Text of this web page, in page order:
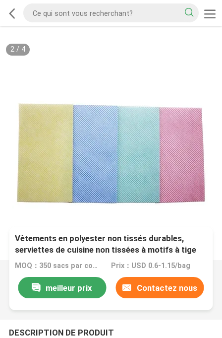
2/ 4
Vêtements en polyester non tissés durables,
serviettes de cuisine non tissées à motifs à tige
MOQ：350 sacs par couleur Prix：USD 0.6-1.15/bag
meilleur prix Contactez nous
DESCRIPTION DE PRODUIT